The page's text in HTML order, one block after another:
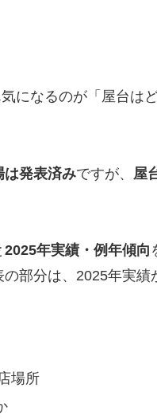
になるのが「屋台は
は発表済みですが、 屋
2025年実績・例年傾向
部分は、2025年実績
場所